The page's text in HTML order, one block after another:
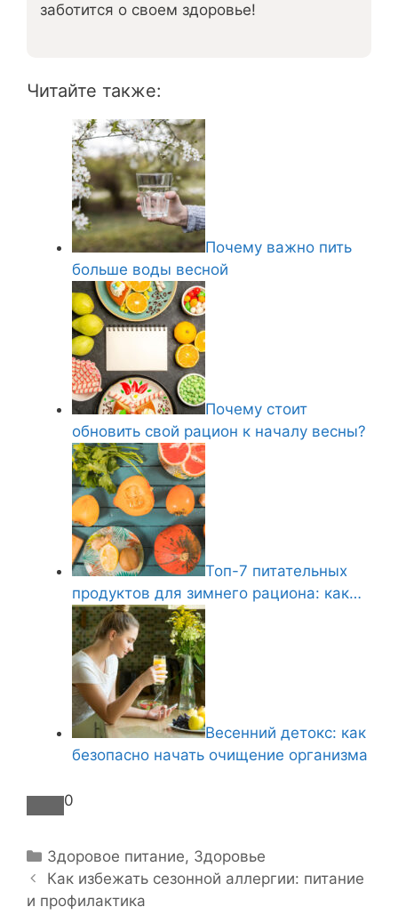
заботится о своем здоровье!
Читайте также:
Почему важно пить
больше воды весной
Почему стоит
обновить свой рацион к началу весны?
Топ-7 питательных
продуктов для зимнего рациона: как…
Весенний детокс: как
безопасно начать очищение организма
0
Р
у
б
Здоровое питание, Здоровье
Н
а
Как избежать сезонной аллергии: питание
и профилактика